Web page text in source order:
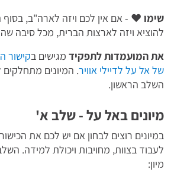
שימו ♥ - אם אין לכם ויזה לארה"ב,
להוציא ויזה לארצות הברית, מכל סיבה
את המועמדות לתפקיד מגישים בקישור
של אל על לדיילי אוויר. המיונים
השלב הראשון.
מיונים באל על - שלב א'
במיונים רוצים לבחון אם יש לכם את
לעבוד בצוות, מחויבות ויכולת למידה.
מיון: